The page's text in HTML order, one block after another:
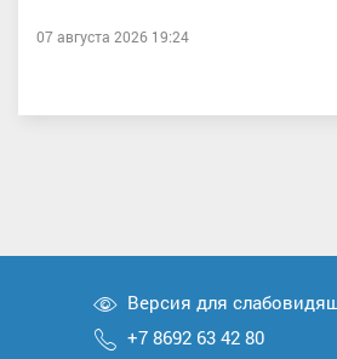
07 августа 2026 19:24
Версия для
+7 8692 63 42 80